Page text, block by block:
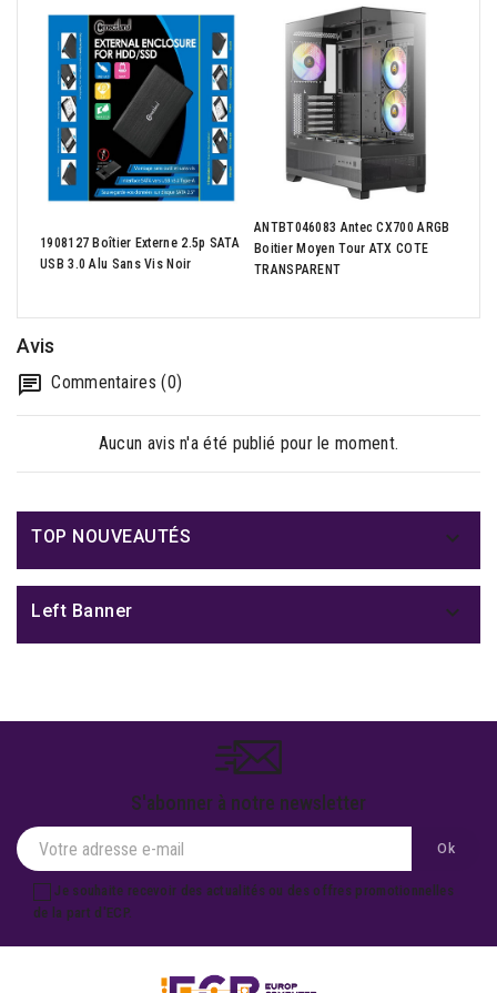
1908127 Boîtier Externe 2.5p SATA
USB 3.0 Alu Sans Vis Noir
ANTBT046083 Antec CX700 ARGB
Boitier Moyen Tour ATX COTE
TRANSPARENT
Avis
Commentaires (0)
Aucun avis n'a été publié pour le moment.
TOP NOUVEAUTÉS 
Left Banner 
S'abonner à notre newsletter
Je souhaite recevoir des actualités ou des offres promotionnelles
de la part d'ECP.